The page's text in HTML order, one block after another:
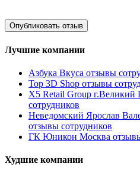
Лучшие компании
Азбука Вкуса отзывы
Top 3D Shop отзывы
X5 Retail Group г.Великий
сотрудников
Неведомский Ярослав
отзывы сотрудников
ГК Юникон Москва
Худшие компании